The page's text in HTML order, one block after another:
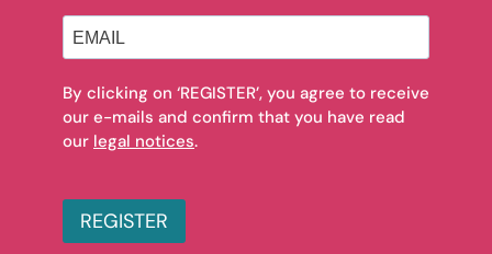
By clicking on ‘REGISTER’, you agree to receive
our e-mails and confirm that you have read
our legal notices.
REGISTER